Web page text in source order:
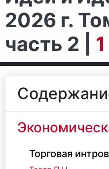
2026 г.
часть 2 | 1
Торговая